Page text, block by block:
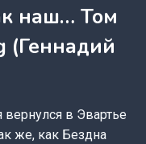
наш… Том
(Геннадий
вернулся в Эвартье
же, как Бездна